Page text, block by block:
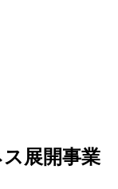
展開事業